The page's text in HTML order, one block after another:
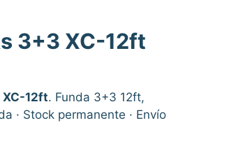
3+3 XC-12ft
XC-12ft. Funda 3+3 12ft,
· Stock permanente · Envío